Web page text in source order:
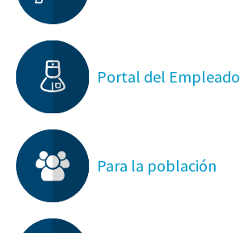
Portal del Empleado
Para la población